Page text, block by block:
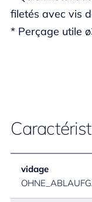
filetés avec vis
* Perçage utile
vidage